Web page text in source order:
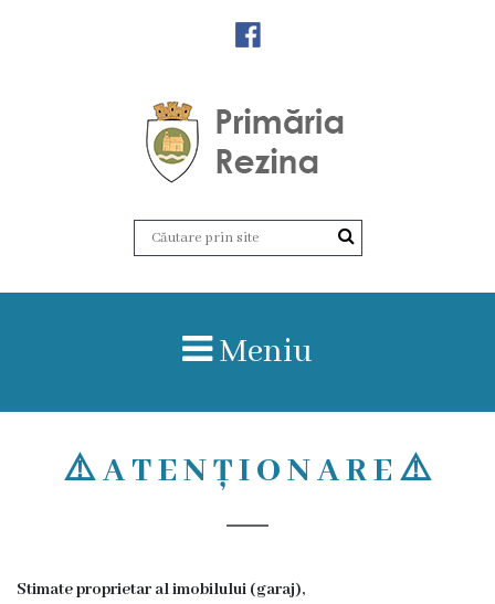
Amalgamare
în
Meniu
⚠️ A T E N Ț I O N A R E ⚠️
Stimate proprietar al imobilului (garaj),